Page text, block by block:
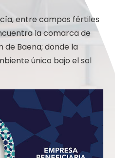
entre campos fértiles
la comarca de
de Baena; donde la
único bajo el sol